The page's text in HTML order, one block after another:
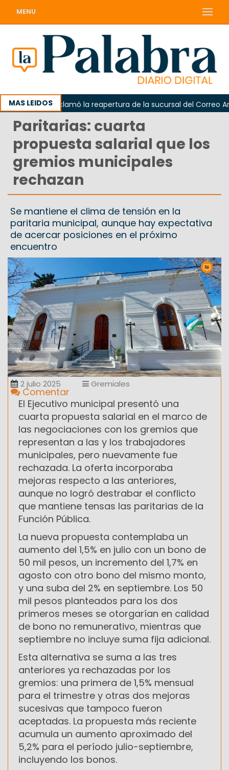
MENU
MAS LEIDOS
Odarda reclamó la reapertura de la sucursal del Correo
Paritarias: cuarta
propuesta salarial que los
gremios municipales
rechazan
Se mantiene el clima de tensión en la
paritaria municipal, aunque hay expectativa
de acercar posiciones en el próximo
encuentro
2 julio 2025 Gremiales
Comentar
El Ejecutivo municipal presentó una
cuarta propuesta salarial en el marco de
las negociaciones con los gremios que
representan a las y los trabajadores
municipales, pero nuevamente fue
rechazada. La oferta incorporaba
mejoras respecto a las anteriores,
aunque no logró destrabar el conflicto
que mantiene tensas las paritarias de la
Función Pública.
La nueva propuesta contemplaba un
aumento del 1,5% en julio con un bono de
50 mil pesos, un incremento del 1,7% en
agosto con otro bono del mismo monto,
y una suba del 2% en septiembre. Los 50
mil pesos planteados para los dos
primeros meses se otorgarían en calidad
de bono no remunerativo, mientras que
septiembre no incluye suma fija adicional.
Esta alternativa se suma a las tres
anteriores ya rechazadas por los
gremios: una primera de 1,5% mensual
para el trimestre y otras dos mejoras
sucesivas que tampoco fueron
aceptadas. La propuesta más reciente
acumula un aumento aproximado del
5,2% para el período julio-septiembre,
incluyendo los bonos.